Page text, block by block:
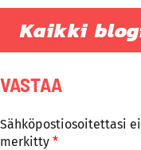
Kaikki
VASTAA
Sähköpostiosoitettasi
merkitty *